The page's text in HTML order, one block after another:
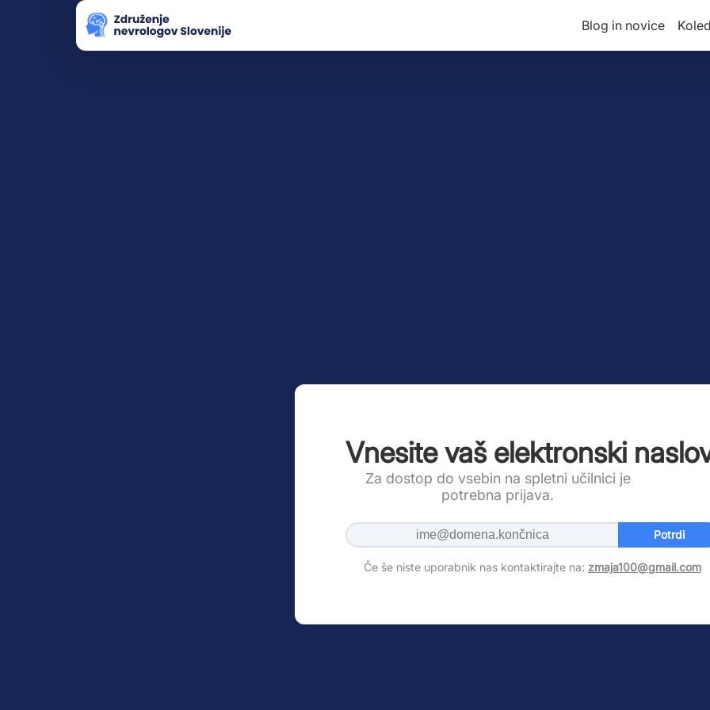
Blog in novice
Vnesite vaš elektronski
Za dostop do vsebin na spletni učilnici je
potrebna prijava.
Potrdi
Če še niste uporabnik nas kontaktirajte na: zmaja100@gmail.com